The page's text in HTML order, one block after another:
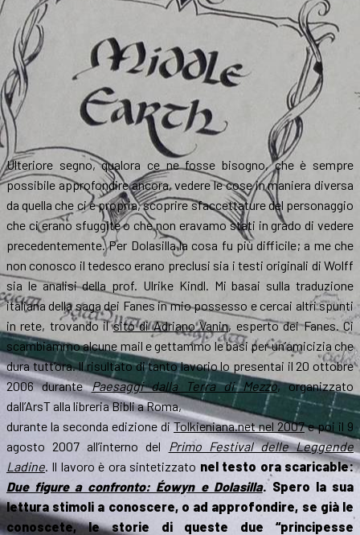
Ulteriore segno, qualora ce ne fosse bisogno, che è sempre
possibile approfondire ancora, vedere le cose in maniera diversa
da quella che ci è propria, scoprire sfaccettature del personaggio
che ci erano sfuggite o che non eravamo stati in grado di vedere
precedentemente. Per Dolasilla la cosa fu più difficile; a me che
non conosco il tedesco erano preclusi sia i testi originali di Wolff
sia le analisi della prof. Ulrike Kindl. Mi basai sulla traduzione
italiana della saga dei Fanes in mio possesso e cercai altri spunti
in rete, trovando ilsito di Adriano Vanin, esperto dei Fanes. Ci
scambiammo alcune mail e gettammo le basi per un’amicizia che
dura tutt’ora. Il risultato di tanto lavorio lo presentai il 20 ottobre
2006 durantePaesaggi dalla Terra di Mezzo, organizzato
dall’ArsT alla libreria Bibli a Roma,
durante la seconda edizione diTolkieniana.net nel 2007e poi il 9
agosto 2007 all’interno del Primo Festival delle Leggende
Ladine. Il lavoro è ora sintetizzato nel testo ora scaricable:
Due figure a confronto: Éowyn e Dolasilla. Spero la sua
lettura stimoli a conoscere, o ad approfondire, se già le
conoscete, le storie di queste due “principesse